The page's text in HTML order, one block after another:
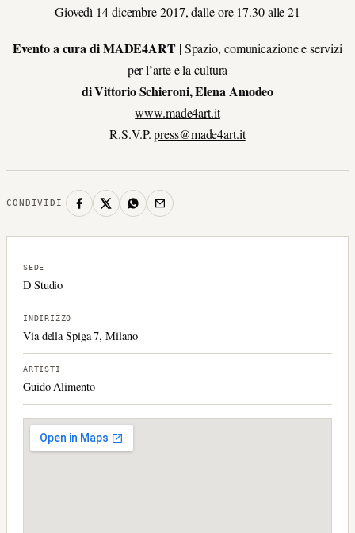
Giovedì 14 dicembre 2017, dalle ore 17.30 alle 21
Evento a cura di MADE4ART| Spazio, comunicazione e servizi
per l’arte e la cultura
di Vittorio Schieroni, Elena Amodeo
www.made4art.it
R.S.V.P.press@made4art.it
CONDIVIDI
SEDE
D Studio
INDIRIZZO
Via della Spiga 7, Milano
ARTISTI
Guido Alimento